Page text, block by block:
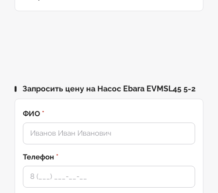
Запросить цену на Насос Ebara EVMSL45 5-2
ФИО *
Телефон *